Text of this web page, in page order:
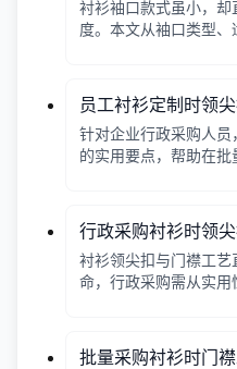
衬衫袖口款式虽小，
度。本文从袖口类型
员工衬衫定制时领
针对企业行政采购人
的实用要点，帮助在批
行政采购衬衫时领
衬衫领尖扣与门襟工
命，行政采购需从实用
批量采购衬衫时门